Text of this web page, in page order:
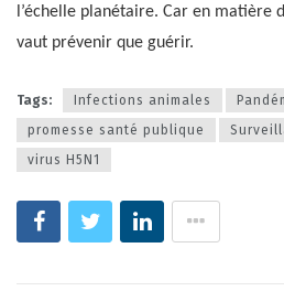
l’échelle planétaire. Car en matière
vaut prévenir que guérir.
Tags: Infections animales
promesse santé publique
virus H5N1